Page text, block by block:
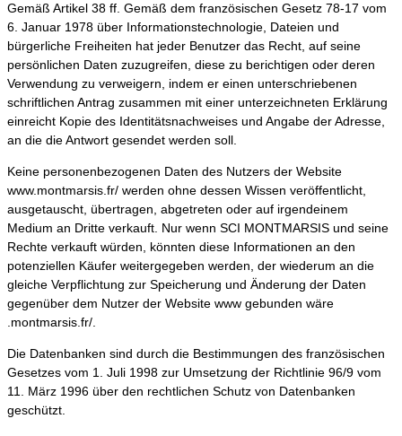
Gemäß Artikel 38 ff. Gemäß dem französischen Gesetz 78-17 vom
6. Januar 1978 über Informationstechnologie, Dateien und
bürgerliche Freiheiten hat jeder Benutzer das Recht, auf seine
persönlichen Daten zuzugreifen, diese zu berichtigen oder deren
Verwendung zu verweigern, indem er einen unterschriebenen
schriftlichen Antrag zusammen mit einer unterzeichneten Erklärung
einreicht Kopie des Identitätsnachweises und Angabe der Adresse,
an die die Antwort gesendet werden soll.
Keine personenbezogenen Daten des Nutzers der Website
www.montmarsis.fr/ werden ohne dessen Wissen veröffentlicht,
ausgetauscht, übertragen, abgetreten oder auf irgendeinem
Medium an Dritte verkauft. Nur wenn SCI MONTMARSIS und seine
Rechte verkauft würden, könnten diese Informationen an den
potenziellen Käufer weitergegeben werden, der wiederum an die
gleiche Verpflichtung zur Speicherung und Änderung der Daten
gegenüber dem Nutzer der Website www gebunden wäre
.montmarsis.fr/.
Die Datenbanken sind durch die Bestimmungen des französischen
Gesetzes vom 1. Juli 1998 zur Umsetzung der Richtlinie 96/9 vom
11. März 1996 über den rechtlichen Schutz von Datenbanken
geschützt.